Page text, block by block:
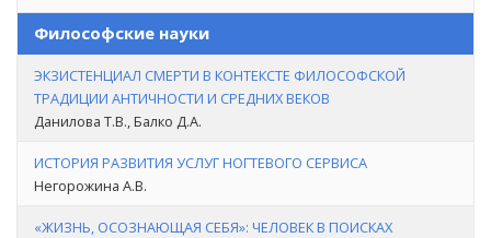
Философские науки
ЭКЗИСТЕНЦИАЛ СМЕРТИ В КОНТЕКСТЕ ФИЛОСОФСКОЙ
ТРАДИЦИИ АНТИЧНОСТИ И СРЕДНИХ ВЕКОВ
Данилова Т.В., Балко Д.А.
ИСТОРИЯ РАЗВИТИЯ УСЛУГ НОГТЕВОГО СЕРВИСА
Негорожина А.В.
«ЖИЗНЬ, ОСОЗНАЮЩАЯ СЕБЯ»: ЧЕЛОВЕК В ПОИСКАХ